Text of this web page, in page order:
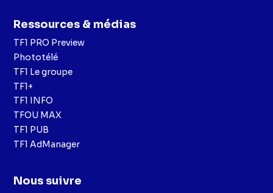
Ressources & médias
TF1 PRO Preview
Phototélé
TF1 Le groupe
TF1+
TF1 INFO
TFOU MAX
TF1 PUB
TF1 AdManager
Nous suivre